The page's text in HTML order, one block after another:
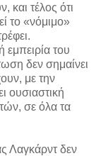
τέλος ότι
το «νόμιμο»
εμπειρία του
δεν σημαίνει
με την
ουσιαστική
σε όλα τα
Λαγκάρντ δεν